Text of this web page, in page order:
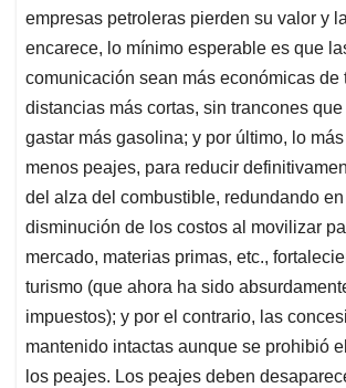
empresas petroleras pierden su valor y
encarece, lo mínimo esperable es que
comunicación sean más económicas de
distancias más cortas, sin trancones
gastar más gasolina; y por último, lo
menos peajes, para reducir
del alza del combustible, redundando
disminución de los costos al movilizar
mercado, materias primas, etc.,
turismo (que ahora ha sido
impuestos); y por el contrario, las
mantenido intactas aunque se prohibió
los peajes. Los peajes deben